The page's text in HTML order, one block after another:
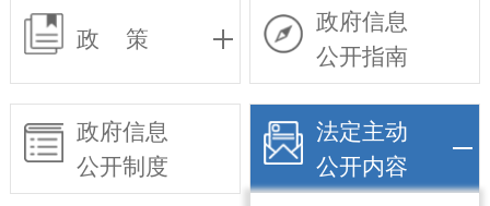
政 策
政府信息
公开指南
政府信息
公开制度
法定主动
公开内容